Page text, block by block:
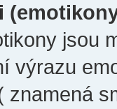
jsou
výrazu
znamená